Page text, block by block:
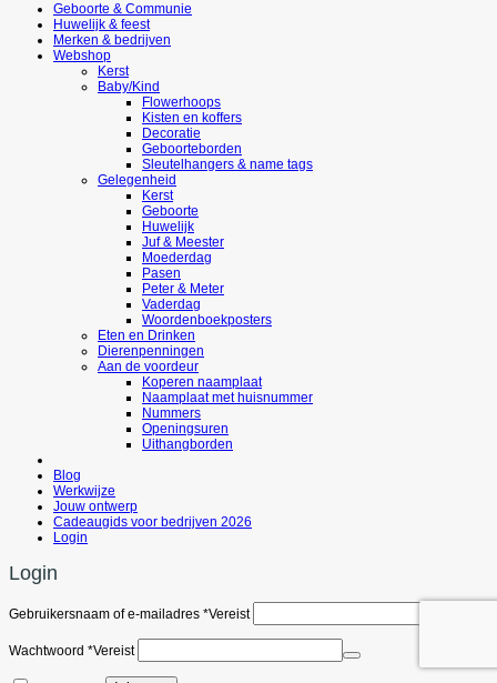
Geboorte & Communie
Huwelijk & feest
Merken & bedrijven
Webshop
Kerst
Baby/Kind
Flowerhoops
Kisten en koffers
Decoratie
Geboorteborden
Sleutelhangers & name tags
Gelegenheid
Kerst
Geboorte
Huwelijk
Juf & Meester
Moederdag
Pasen
Peter & Meter
Vaderdag
Woordenboekposters
Eten en Drinken
Dierenpenningen
Aan de voordeur
Koperen naamplaat
Naamplaat met huisnummer
Nummers
Openingsuren
Uithangborden
Blog
Werkwijze
Jouw ontwerp
Cadeaugids voor bedrijven 2026
Login
Login
Gebruikersnaam of e-mailadres *Vereist
Wachtwoord *Vereist